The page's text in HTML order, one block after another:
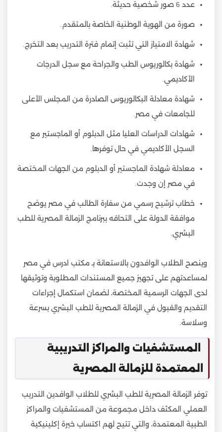
عدد 6 صور شخصية حديثة.
صورة من الهوية الوطنية الخاصة بالمتقدم.
شهادة الامتياز التي تثبت إتمام فترة التدريب بعد التخرج.
شهادة بكالوريوس الطب والجراحة مع سجل الدرجات
الأكاديمي.
شهادة معادلة البكالوريوس الصادرة من المجلس الأعلى
للجامعات في مصر.
شهادات الدراسات العليا مثل الدبلوم أو الماجستير مع
السجل الأكاديمي في حال توفرها.
معادلة شهادة الماجستير أو الدبلوم من الجهات المختصة
في مصر إن وجدت.
خطاب ترشيح رسمي من سفارة الطالب في مصر يوضح
موافقة الدولة على التحاقه ببرنامج الزمالة المصرية للطب
البشري.
وينصح الطلاب الوافدون بالاستعانة بـ مكتب ادرس في مصر
لمساعدتهم على تجهيز جميع المستندات المطلوبة وتوثيقها
لدى الجهات الرسمية المختصة، لضمان استكمال إجراءات
التقديم والقبول في الزمالة المصرية للطب البشري بسرعة
وسلاسة.
المستشفيات والمراكز التدريبية
المعتمدة للزمالة المصرية
توفر الزمالة المصرية للطب البشري للطلاب الوافدين التدريب
العملي المكثف داخل مجموعة من المستشفيات والمراكز
الطبية المعتمدة، والتي تتيح لهم اكتساب خبرة إكلينيكية